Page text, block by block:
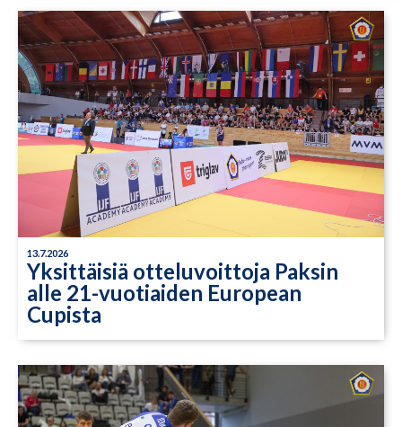
13.7.2026
Yksittäisiä otteluvoittoja Paksin
alle 21-vuotiaiden European
Cupista